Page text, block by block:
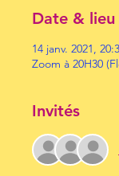
Date & lieu
14 janv. 2021,
Zoom à 20H30
Invités